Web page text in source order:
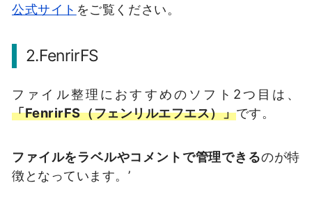
公式サイト をご覧ください。
2.FenrirFS
ファイル整理におすすめのソフト2つ目は、
「FenrirFS（フェンリルエフエス）」です。
ファイルをラベルやコメントで管理できるのが特
徴となっています。’